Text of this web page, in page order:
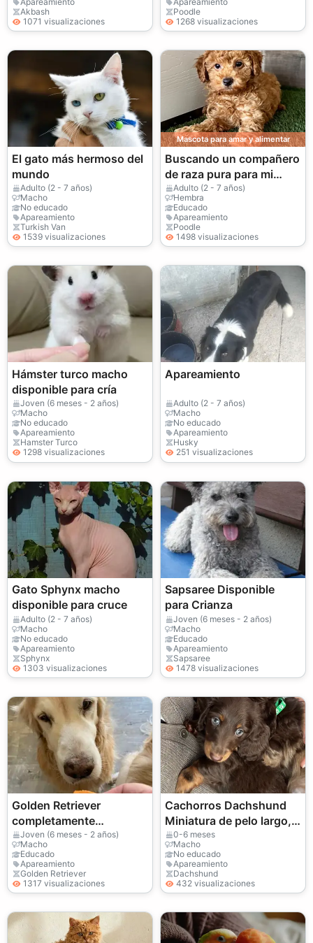
Akbash
1071 visualizaciones
Poodle
1268 visualizaciones
El gato más hermoso del
mundo
Adulto (2 - 7 años)
Macho
No educado
Apareamiento
Turkish Van
1539 visualizaciones
Mascota para amar y alimentar
Buscando un compañero
de raza pura para mi
caniche toy hembra de 2
años
Adulto (2 - 7 años)
Hembra
Educado
Apareamiento
Poodle
1498 visualizaciones
Hámster turco macho
disponible para cría
Joven (6 meses - 2 años)
Macho
No educado
Apareamiento
Hamster Turco
1298 visualizaciones
Apareamiento
Adulto (2 - 7 años)
Macho
No educado
Apareamiento
Husky
251 visualizaciones
Gato Sphynx macho
disponible para cruce
Adulto (2 - 7 años)
Macho
No educado
Apareamiento
Sphynx
1303 visualizaciones
Sapsaree Disponible
para Crianza
Joven (6 meses - 2 años)
Macho
Educado
Apareamiento
Sapsaree
1478 visualizaciones
Golden Retriever
completamente
vacunado
Joven (6 meses - 2 años)
Macho
Educado
Apareamiento
Golden Retriever
1317 visualizaciones
Cachorros Dachshund
Miniatura de pelo largo,
registrados en el Kennel
Club, con pedigrí de
campeones
0-6 meses
Macho
No educado
Apareamiento
Dachshund
432 visualizaciones